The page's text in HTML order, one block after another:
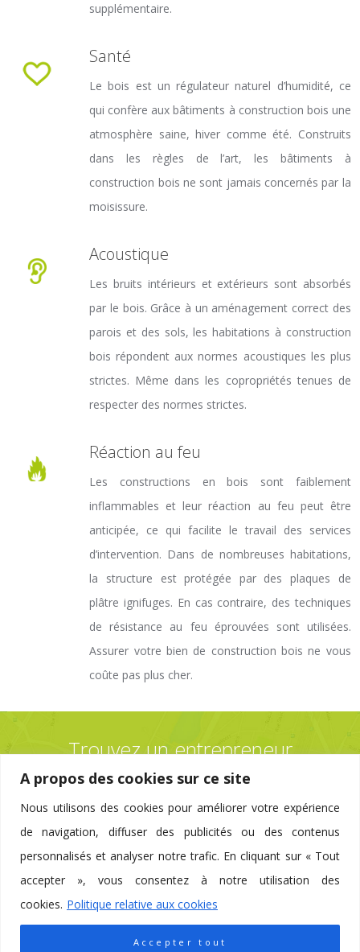
A propos des cookies sur ce site
Nous utilisons des cookies pour améliorer votre expérience
de navigation, diffuser des publicités ou des contenus
personnalisés et analyser notre trafic. En cliquant sur « Tout
accepter », vous consentez à notre utilisation des
cookies. Politique relative aux cookies
Accepter tout
supplémentaire.
Santé
Le bois est un régulateur naturel d’humidité, ce
qui confère aux bâtiments à construction bois une
atmosphère saine, hiver comme été. Construits
dans les règles de l’art, les bâtiments à
construction bois ne sont jamais concernés par la
moisissure.
Acoustique
Les bruits intérieurs et extérieurs sont absorbés
par le bois. Grâce à un aménagement correct des
parois et des sols, les habitations à construction
bois répondent aux normes acoustiques les plus
strictes. Même dans les copropriétés tenues de
respecter des normes strictes.
Réaction au feu
Les constructions en bois sont faiblement
inflammables et leur réaction au feu peut être
anticipée, ce qui facilite le travail des services
d’intervention. Dans de nombreuses habitations,
la structure est protégée par des plaques de
plâtre ignifuges. En cas contraire, des techniques
de résistance au feu éprouvées sont utilisées.
Assurer votre bien de construction bois ne vous
coûte pas plus cher.
Trouvez un entrepreneur
près de chez vous
PAR COMMUNE / CODE POSTAL